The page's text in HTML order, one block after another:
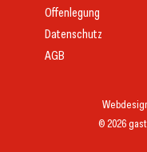
© 2026
Offenlegung
Datenschutz
AGB